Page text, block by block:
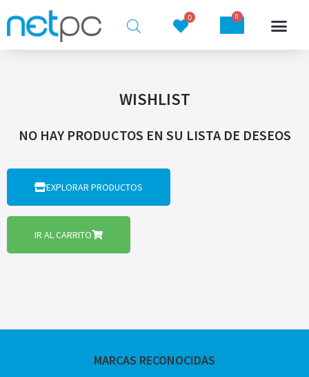
0 0
WISHLIST
NO HAY PRODUCTOS EN SU LISTA DE DESEOS
EXPLORAR PRODUCTOS
IR AL CARRITO
MARCAS RECONOCIDAS